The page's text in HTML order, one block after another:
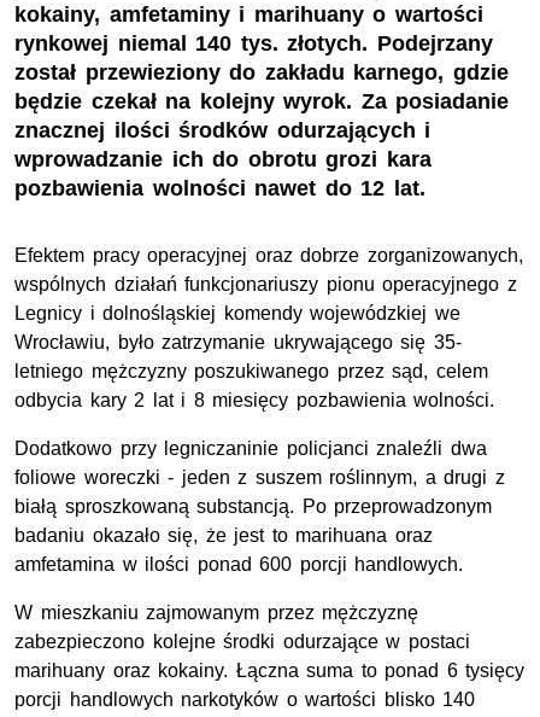
kokainy, amfetaminy i marihuany o wartości
rynkowej niemal 140 tys. złotych. Podejrzany
został przewieziony do zakładu karnego, gdzie
będzie czekał na kolejny wyrok. Za posiadanie
znacznej ilości środków odurzających i
wprowadzanie ich do obrotu grozi kara
pozbawienia wolności nawet do 12 lat.
Efektem pracy operacyjnej oraz dobrze zorganizowanych,
wspólnych działań funkcjonariuszy pionu operacyjnego z
Legnicy i dolnośląskiej komendy wojewódzkiej we
Wrocławiu, było zatrzymanie ukrywającego się 35-
letniego mężczyzny poszukiwanego przez sąd, celem
odbycia kary 2 lat i 8 miesięcy pozbawienia wolności.
Dodatkowo przy legniczaninie policjanci znaleźli dwa
foliowe woreczki - jeden z suszem roślinnym, a drugi z
białą sproszkowaną substancją. Po przeprowadzonym
badaniu okazało się, że jest to marihuana oraz
amfetamina w ilości ponad 600 porcji handlowych.
W mieszkaniu zajmowanym przez mężczyznę
zabezpieczono kolejne środki odurzające w postaci
marihuany oraz kokainy. Łączna suma to ponad 6 tysięcy
porcji handlowych narkotyków o wartości blisko 140